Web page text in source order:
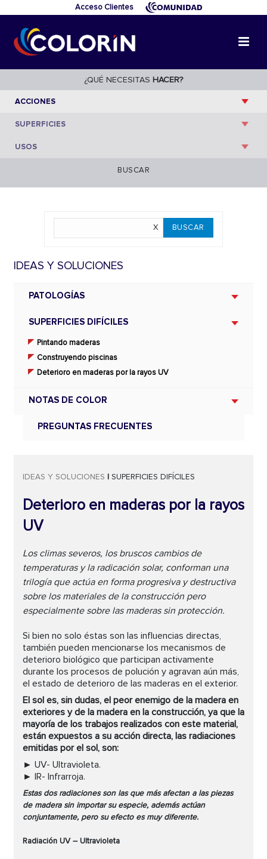
Acceso Clientes
¿QUÉ NECESITAS HACER?
BUSCAR
IDEAS Y SOLUCIONES
PATOLOGÍAS
SUPERFICIES DIFÍCILES
Pintando maderas
Construyendo piscinas
Deterioro en maderas por la rayos UV
NOTAS DE COLOR
PREGUNTAS FRECUENTES
IDEAS Y SOLUCIONES | SUPERFICIES DIFÍCILES
Deterioro en maderas por la rayos
UV
Los climas severos, los bruscos cambios de
temperaturas y la radicación solar, conforman una
trilogía que actúa en forma progresiva y destructiva
sobre los materiales de la construcción pero
especialmente sobre las maderas sin protección.
Si bien no solo éstas son las influencias directas,
también pueden mencionarse los mecanismos de
deterioro biológico que participan activamente
durante los procesos de polución y agravan aún más,
el estado de deterioro de las maderas en el exterior.
El sol es, sin dudas, el peor enemigo de la madera en
exteriores y de la madera en la construcción, ya que la
mayoría de los trabajos realizados con este material,
están expuestos a su acción directa, las radiaciones
emitidas por el sol, son:
► UV- Ultravioleta.
► IR- Infrarroja.
Estas dos radiaciones son las que más afectan a las piezas
de madera sin importar su especie, además actúan
conjuntamente, pero su efecto es muy diferente.
Radiación UV – Ultravioleta